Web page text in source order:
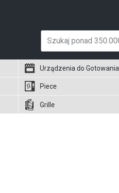
Urządzenia do Gotowania
Piece
Grille